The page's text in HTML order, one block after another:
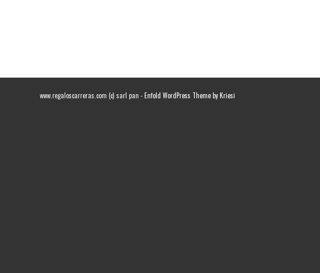
www.regaloscarreras.com (c) sarl pan -Enfold WordPress Theme by Kriesi